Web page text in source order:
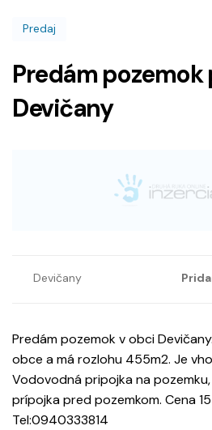
Predaj
Predám pozemok
Devičany
Devičany
Predám pozemok v obci
obce a má rozlohu 455m2. Je
Vodovodná pripojka na
prípojka pred pozemkom. Cena
Tel:0940333814